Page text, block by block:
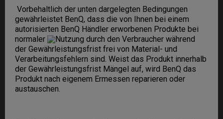
Vorbehaltlich der unten dargelegten Bedingungen
gewährleistet BenQ, dass die von Ihnen bei einem
autorisierten BenQ Händler erworbenen Produkte bei
normaler
Nutzung durch den Verbraucher während
der Gewährleistungsfrist frei von Material- und
Verarbeitungsfehlern sind. Weist das Produkt innerhalb
der Gewährleistungsfrist Mängel auf, wird BenQ das
Produkt nach eigenem Ermessen reparieren oder
austauschen.